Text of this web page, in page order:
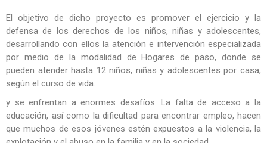
El objetivo de dicho proyecto es promover el ejercicio y la
defensa de los derechos de los niños, niñas y adolescentes,
desarrollando con ellos la atención e intervención especializada
por medio de la modalidad de Hogares de paso, donde se
pueden atender hasta 12 niños, niñas y adolescentes por casa,
según el curso de vida.
y se enfrentan a enormes desafíos. La falta de acceso a la
educación, así como la dificultad para encontrar empleo, hacen
que muchos de esos jóvenes estén expuestos a la violencia, la